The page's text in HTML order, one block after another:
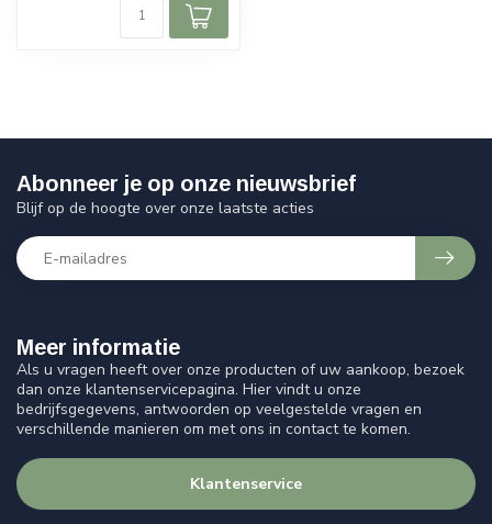
Meer informatie
Als u vragen heeft over onze producten of uw aankoop, bezoek
dan onze klantenservicepagina. Hier vindt u onze
bedrijfsgegevens, antwoorden op veelgestelde vragen en
verschillende manieren om met ons in contact te komen.
Klantenservice
Abonneer je op onze nieuwsbrief
Blijf op de hoogte over onze laatste acties